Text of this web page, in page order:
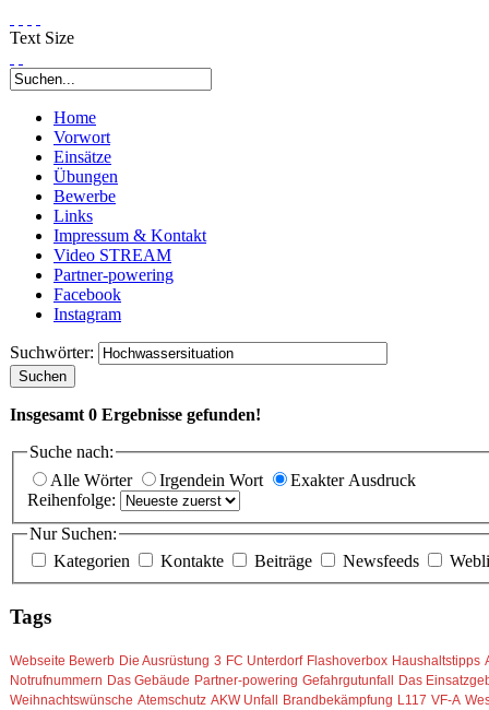
Text Size
Home
Vorwort
Einsätze
Übungen
Bewerbe
Links
Impressum & Kontakt
Video STREAM
Partner-powering
Facebook
Instagram
Suchwörter:
Suchen
Insgesamt 0 Ergebnisse gefunden!
Suche nach:
Alle Wörter
Irgendein Wort
Exakter Ausdruck
Reihenfolge:
Nur Suchen:
Kategorien
Kontakte Beiträge Newsfeeds
Tags
Webseite Bewerb Die Ausrüstung 3 FC Unterdorf Flashoverbox Haushaltstipps
Notrufnummern Das Gebäude Partner-powering Gefahrgutunfall Das
Weihnachtswünsche Atemschutz AKW Unfall Brandbekämpfung L117 VF-A